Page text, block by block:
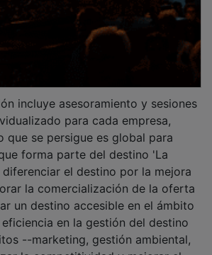
para cada empresa,
que se persigue es global para
forma parte del destino 'La
el destino por la mejora
la comercialización de la oferta
un destino accesible en el ámbito
en la gestión del destino
--marketing, gestión ambiental,
la competitividad y mejorar el